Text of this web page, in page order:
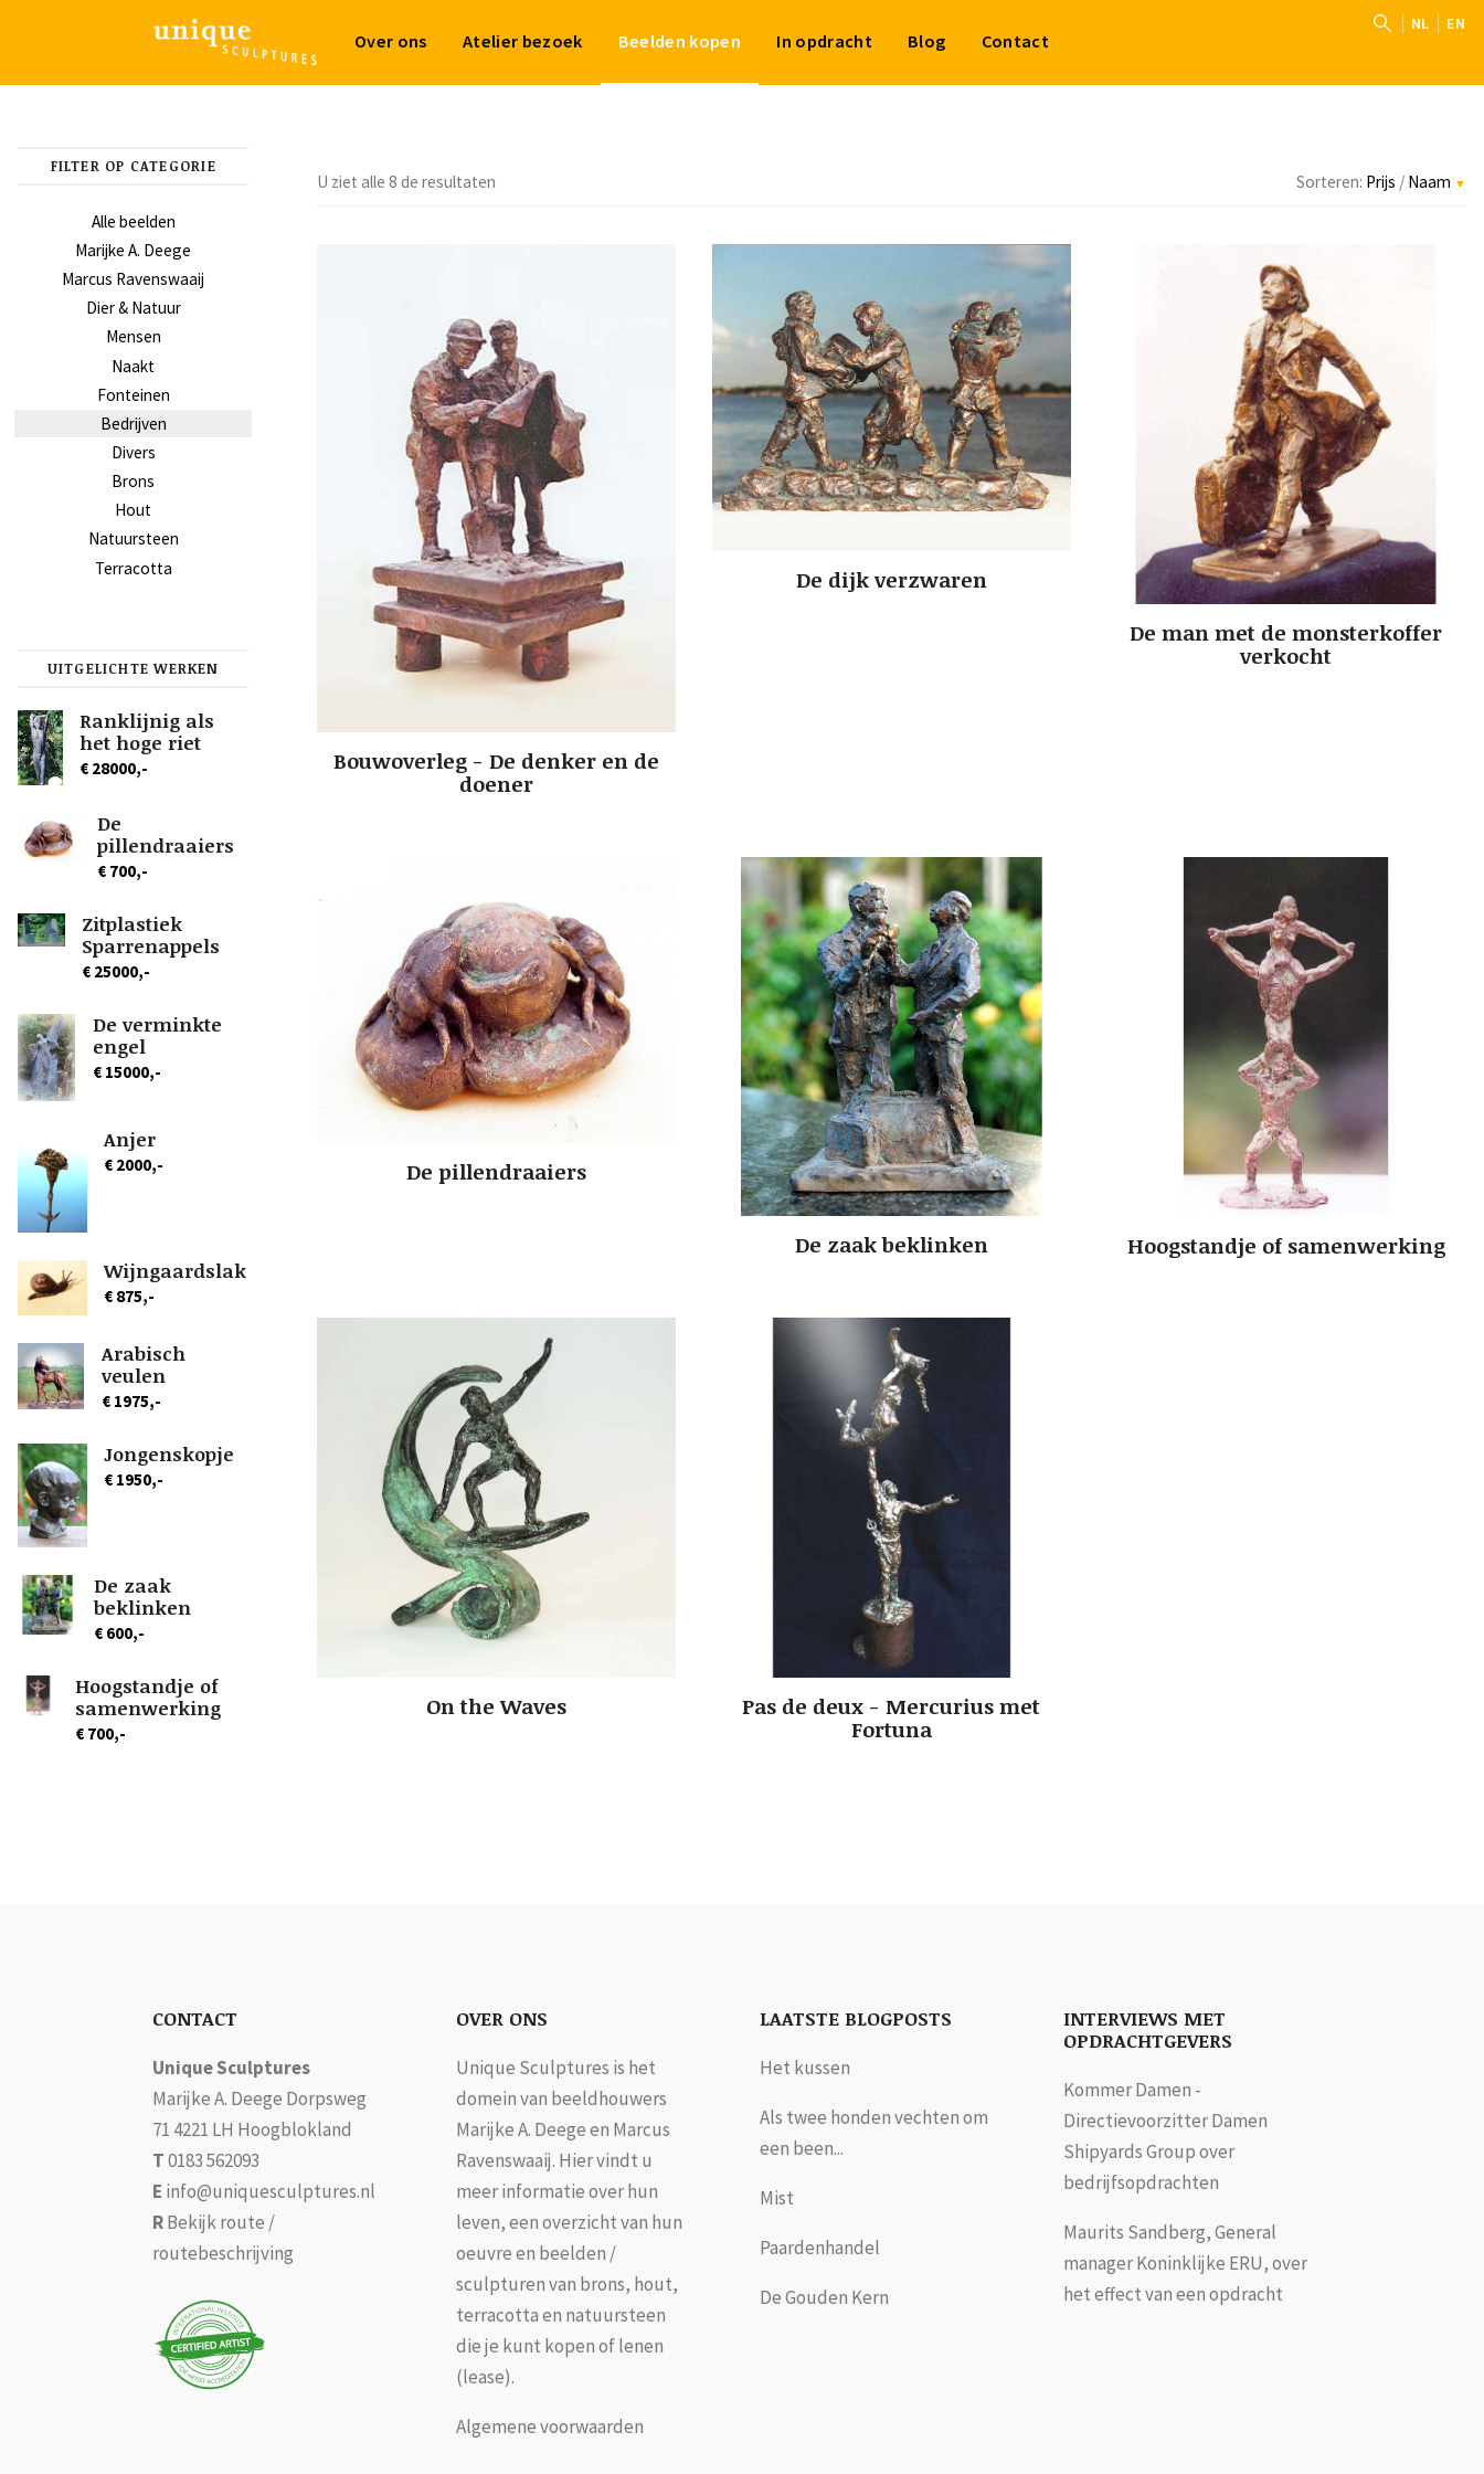
Over ons Atelier bezoek Beelden kopen In opdracht Blog Contact
NL EN
U ziet alle 8 de resultaten Sorteren: Prijs / Naam ▼
Bouwoverleg - De denker en de
doener
De dijk verzwaren
De man met de monsterkoffer
verkocht
De pillendraaiers
De zaak beklinken Hoogstandje of samenwerking
On the Waves Pas de deux - Mercurius met
Fortuna
FILTER OP CATEGORIE
Alle beelden
Marijke A. Deege
Marcus Ravenswaaij
Dier & Natuur
Mensen
Naakt
Fonteinen
Bedrijven
Divers
Brons
Hout
Natuursteen
Terracotta
UITGELICHTE WERKEN
Ranklijnig als
het hoge riet
€ 28000,-
De
pillendraaiers
€ 700,-
Zitplastiek
Sparrenappels
€ 25000,-
De verminkte
engel
€ 15000,-
Anjer
€ 2000,-
Wijngaardslak
€ 875,-
Arabisch
veulen
€ 1975,-
Jongenskopje
€ 1950,-
De zaak
beklinken
€ 600,-
Hoogstandje of
samenwerking
€ 700,-
CONTACT
Unique Sculptures
Marijke A. Deege Dorpsweg
71 4221 LH Hoogblokland
T0183 562093
E info@uniquesculptures.nl
RBekijk route /
routebeschrijving
OVER ONS
Unique Sculptures is het
domein van beeldhouwers
Marijke A. Deege en Marcus
Ravenswaaij. Hier vindt u
meer informatie over hun
leven, een overzicht van hun
oeuvre en beelden /
sculpturen van brons, hout,
terracotta en natuursteen
die je kunt kopen of lenen
(lease).
Algemene voorwaarden
LAATSTE BLOGPOSTS
Het kussen
Als twee honden vechten om
een been...
Mist
Paardenhandel
De Gouden Kern
INTERVIEWS MET
OPDRACHTGEVERS
Kommer Damen -
Directievoorzitter Damen
Shipyards Group over
bedrijfsopdrachten
Maurits Sandberg, General
manager Koninklijke ERU, over
het effect van een opdracht